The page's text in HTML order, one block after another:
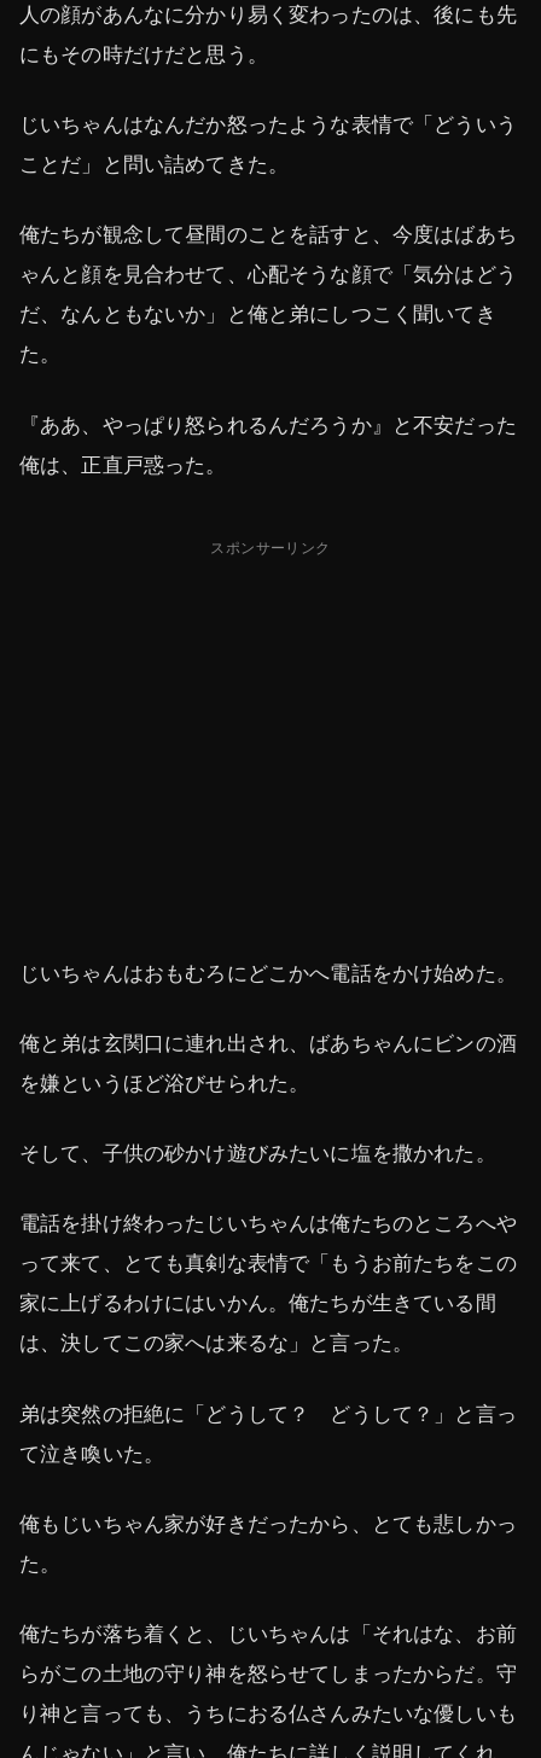
人の顔があんなに分かり易く変わったのは、後にも先
にもその時だけだと思う。
じいちゃんはなんだか怒ったような表情で「どういう
ことだ」と問い詰めてきた。
俺たちが観念して昼間のことを話すと、今度はばあち
ゃんと顔を見合わせて、心配そうな顔で「気分はどう
だ、なんともないか」と俺と弟にしつこく聞いてき
た。
『ああ、やっぱり怒られるんだろうか』と不安だった
俺は、正直戸惑った。
スポンサーリンク
じいちゃんはおもむろにどこかへ電話をかけ始めた。
俺と弟は玄関口に連れ出され、ばあちゃんにビンの酒
を嫌というほど浴びせられた。
そして、子供の砂かけ遊びみたいに塩を撒かれた。
電話を掛け終わったじいちゃんは俺たちのところへや
って来て、とても真剣な表情で「もうお前たちをこの
家に上げるわけにはいかん。俺たちが生きている間
は、決してこの家へは来るな」と言った。
弟は突然の拒絶に「どうして？ どうして？」と言っ
て泣き喚いた。
俺もじいちゃん家が好きだったから、とても悲しかっ
た。
俺たちが落ち着くと、じいちゃんは「それはな、お前
らがこの土地の守り神を怒らせてしまったからだ。守
り神と言っても、うちにおる仏さんみたいな優しいも
んじゃない」と言い、俺たちに詳しく説明してくれ